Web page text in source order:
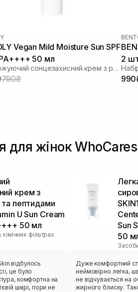
Vegan Mild Moisture Sun SPF
50 мл
Зволожуючий сонцезахисний крем з рослинним скваланом
790₴
2
для жінок WhoCares
крем з
та пептидами
U Sun Cream
50 мл
фільтрах
відбулось
це було
комфортна на
шкірі, пори не
Sun
50
Дуже комфортний
неймовірно легка,
не відчувається на
жирного блиску.